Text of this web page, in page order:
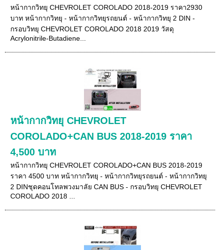
หน้ากากวิทยุ CHEVROLET COROLADO 2018-2019 ราคา2930
บาท หน้ากากวิทยุ - หน้ากากวิทยุรถยนต์ - หน้ากากวิทยุ 2 DIN -
กรอบวิทยุ CHEVROLET COROLADO 2018 2019 วัสดุ
Acrylonitrile-Butadiene...
หน้ากากวิทยุ CHEVROLET
COROLADO+CAN BUS 2018-2019 ราคา
4,500 บาท
หน้ากากวิทยุ CHEVROLET COROLADO+CAN BUS 2018-2019
ราคา 4500 บาท หน้ากากวิทยุ - หน้ากากวิทยุรถยนต์ - หน้ากากวิทยุ
2 DINชุดคอนโทลพวงมาลัย CAN BUS - กรอบวิทยุ CHEVROLET
COROLADO 2018 ...